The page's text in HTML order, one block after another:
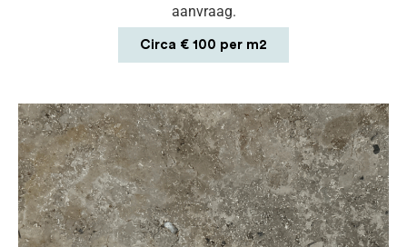
aanvraag.
Circa € 100 per m2